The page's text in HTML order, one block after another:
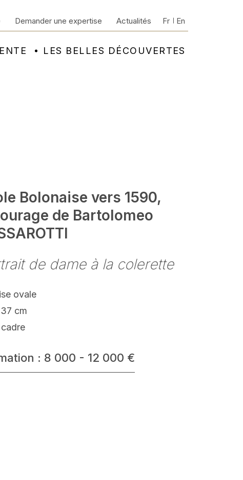
LES BELLES DÉCOUVERTES
Demander une expertise Actualités Fr En
Bolonaise vers 1590,
de Bartolomeo
de dame à la colerette
ovale
cm
: 8 000 - 12 000 €